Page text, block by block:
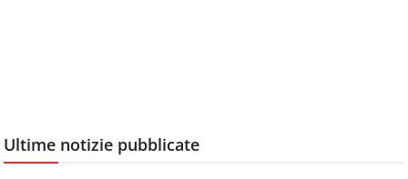
Ultime notizie pubblicate